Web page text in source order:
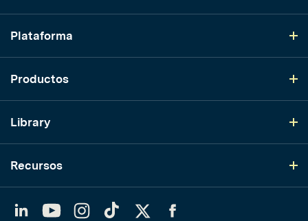
Plataforma
Productos
Library
Recursos
YouTubeInstagram
TikTok